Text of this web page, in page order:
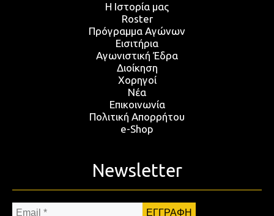
Η Ιστορία μας
Roster
Πρόγραμμα Αγώνων
Εισιτήρια
Αγωνιστική Έδρα
Διοίκηση
Χορηγοί
Νέα
Επικοινωνία
Πολιτική Απορρήτου
e-Shop
Newsletter
Email